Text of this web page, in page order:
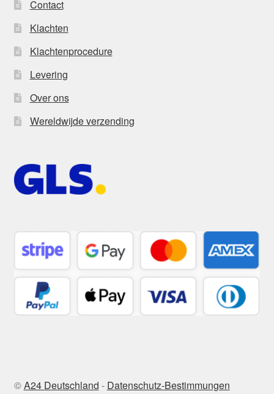
Contact
Klachten
Klachtenprocedure
Levering
Over ons
Wereldwijde verzending
©A24 Deutschland - Datenschutz-Bestimmungen